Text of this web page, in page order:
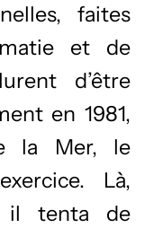
faites
et de
d’être
en 1981,
la Mer, le
Là,
il tenta de